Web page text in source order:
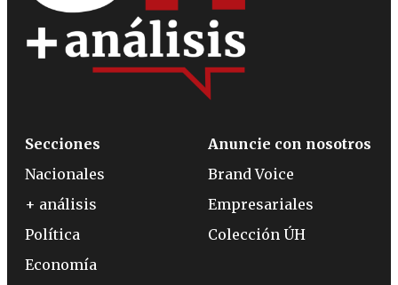
Secciones
Nacionales
+ análisis
Política
Economía
Anuncie con nosotros
Brand Voice
Empresariales
Colección ÚH